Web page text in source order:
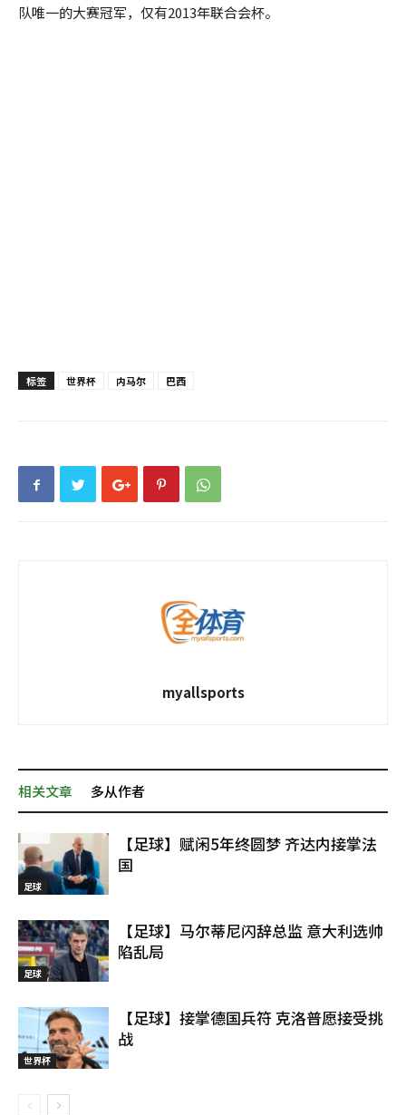
队唯一的大赛冠军，仅有2013年联合会杯。
标签 世界杯 内马尔 巴西
myallsports
相关文章 多从作者
足球
【足球】赋闲5年终圆梦 齐达内接掌法
国
足球
【足球】马尔蒂尼闪辞总监 意大利选帅
陷乱局
世界杯
【足球】接掌德国兵符 克洛普愿接受挑
战